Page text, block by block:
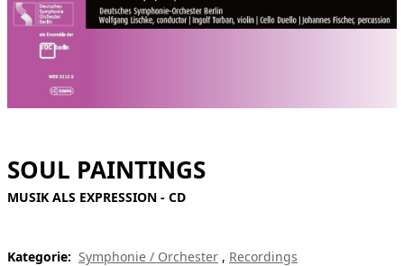
Kalender
Publikationen
Notizen
SOUL PAINTINGS
MUSIK ALS EXPRESSION - CD
Kategorie: Symphonie / Orchester , Recordings